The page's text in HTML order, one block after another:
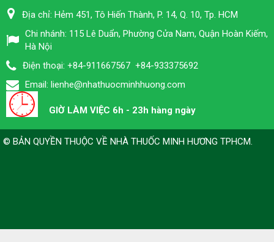
Địa chỉ: Hẻm 451, Tô Hiến Thành, P. 14, Q. 10, Tp. HCM
Chi nhánh: 115 Lê Duẩn, Phường Cửa Nam, Quận Hoàn Kiếm,
Hà Nội
Điện thoại: +84-911667567 +84-933375692
Email: lienhe@nhathuocminhhuong.com
GIỜ LÀM VIỆC 6h - 23h hàng ngày
© BẢN QUYỀN THUỘC VỀ NHÀ THUỐC MINH HƯƠNG TPHCM.